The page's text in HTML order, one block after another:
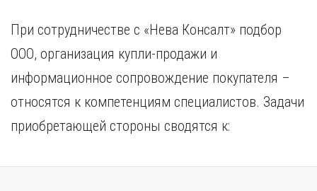
При сотрудничестве с «Нева Консалт» подбор
ООО, организация купли-продажи и
информационное сопровождение покупателя –
относятся к компетенциям специалистов. Задачи
приобретающей стороны сводятся к: